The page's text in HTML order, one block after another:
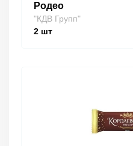
Родео
"КДВ Групп"
2 шт